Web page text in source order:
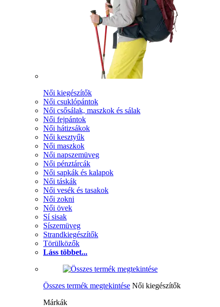
Női kiegészítők
Női csuklópántok
Női csősálak, maszkok és sálak
Női fejpántok
Női hátizsákok
Női kesztyűk
Női maszkok
Női napszemüveg
Női pénztárcák
Női sapkák és kalapok
Női táskák
Női vesék és tasakok
Női zokni
Női övek
Sí sisak
Síszemüveg
Strandkiegészítők
Törülközők
Láss többet...
Összes termék megtekintése Női kiegészítők
Márkák